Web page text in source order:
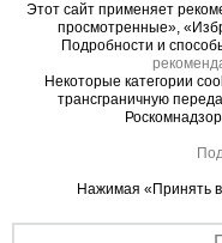
обеспечивая
интенсивной
Вышка оснащена
устойчивой
и надёжными
безопасности.
объекту. Сборка
«труба в трубу» с
Этот сайт применяет
просмотренные»,
Подробности и
Некоторые категории
трансграничную
Нажимая «Принять